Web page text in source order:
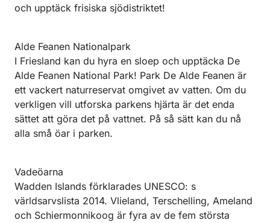
och upptäck frisiska sjödistriktet!
Alde Feanen Nationalpark
I Friesland kan du hyra en sloep och upptäcka De
Alde Feanen National Park! Park De Alde Feanen är
ett vackert naturreservat omgivet av vatten. Om du
verkligen vill utforska parkens hjärta är det enda
sättet att göra det på vattnet. På så sätt kan du nå
alla små öar i parken.
Vadeöarna
Wadden Islands förklarades UNESCO: s
världsarvslista 2014. Vlieland, Terschelling, Ameland
och Schiermonnikoog är fyra av de fem största